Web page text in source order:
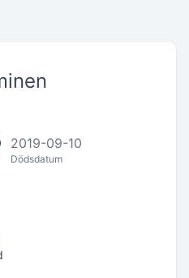
2019-09-10
Dödsdatum